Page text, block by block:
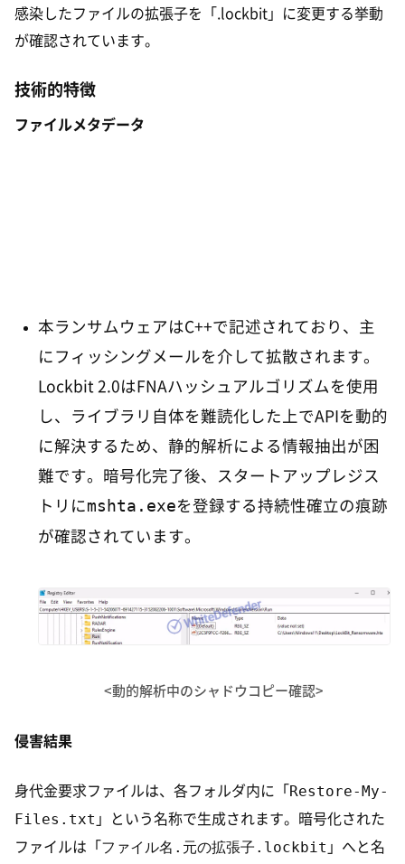
感染したファイルの拡張子を「.lockbit」に変更する挙動
が確認されています。
技術的特徴
ファイルメタデータ
本ランサムウェアはC++で記述されており、主
にフィッシングメールを介して拡散されます。
Lockbit 2.0はFNAハッシュアルゴリズムを使用
し、ライブラリ自体を難読化した上でAPIを動的
に解決するため、静的解析による情報抽出が困
難です。暗号化完了後、スタートアップレジス
トリに mshta.exeを登録する持続性確立の痕跡
が確認されています。
<動的解析中のシャドウコピー確認>
侵害結果
身代金要求ファイルは、各フォルダ内に「 Restore-My-
Files.txt 」という名称で生成されます。暗号化された
ファイルは「 ファイル名.元の拡張子.lockbit 」へと名